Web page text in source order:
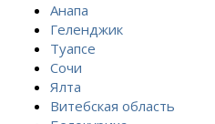
Анапа
Геленджик
Туапсе
Сочи
Ялта
Витебская область